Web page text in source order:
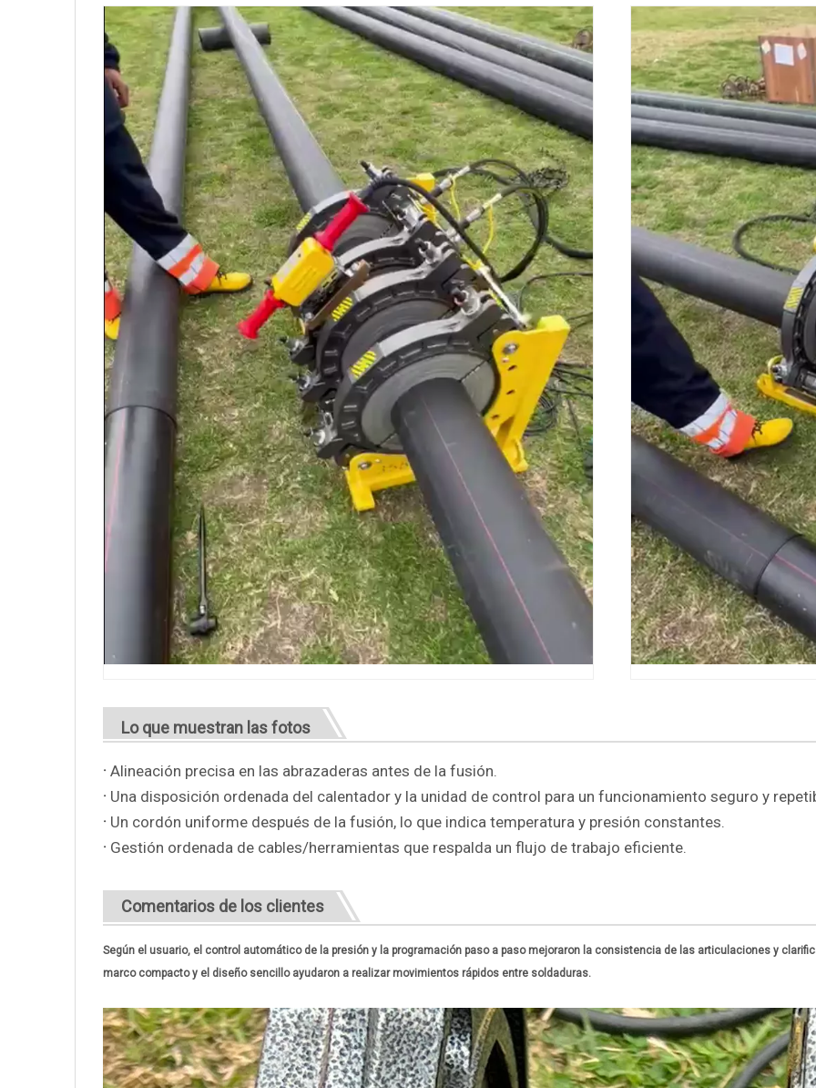
Lo que muestran las fotos
· Alineación precisa en las abrazaderas antes de la fusión.
· Una disposición ordenada del calentador y la unidad de control para un funcionamiento seguro y
· Un cordón uniforme después de la fusión, lo que indica temperatura y presión constantes.
· Gestión ordenada de cables/herramientas que respalda un flujo de trabajo eficiente.
Comentarios de los clientes
Según el usuario, el control automático de la presión y la programación paso a paso mejoraron la consistencia de las articulaciones y
marco compacto y el diseño sencillo ayudaron a realizar movimientos rápidos entre soldaduras.